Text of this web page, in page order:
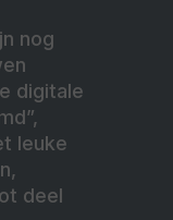
nog
digitale
leuke
deel